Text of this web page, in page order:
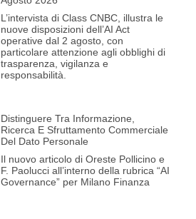
L’intervista di Class CNBC, illustra le
nuove disposizioni dell’AI Act
operative dal 2 agosto, con
particolare attenzione agli obblighi di
trasparenza, vigilanza e
responsabilità.
Distinguere Tra Informazione,
Ricerca E Sfruttamento Commerciale
Del Dato Personale
Il nuovo articolo di Oreste Pollicino e
F. Paolucci all’interno della rubrica “AI
Governance” per Milano Finanza